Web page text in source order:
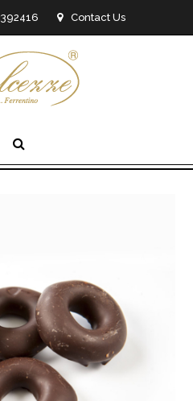
Contact Us